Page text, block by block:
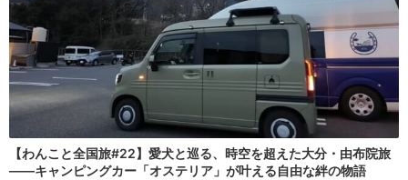
【わんこと全国旅#22】愛犬と巡る、時空を超えた大分・由布院旅
――キャンピングカー「オステリア」が叶える自由な絆の物語